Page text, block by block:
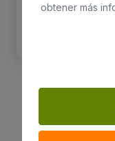
ELHO b.for
Maceta 18cm
obtener más